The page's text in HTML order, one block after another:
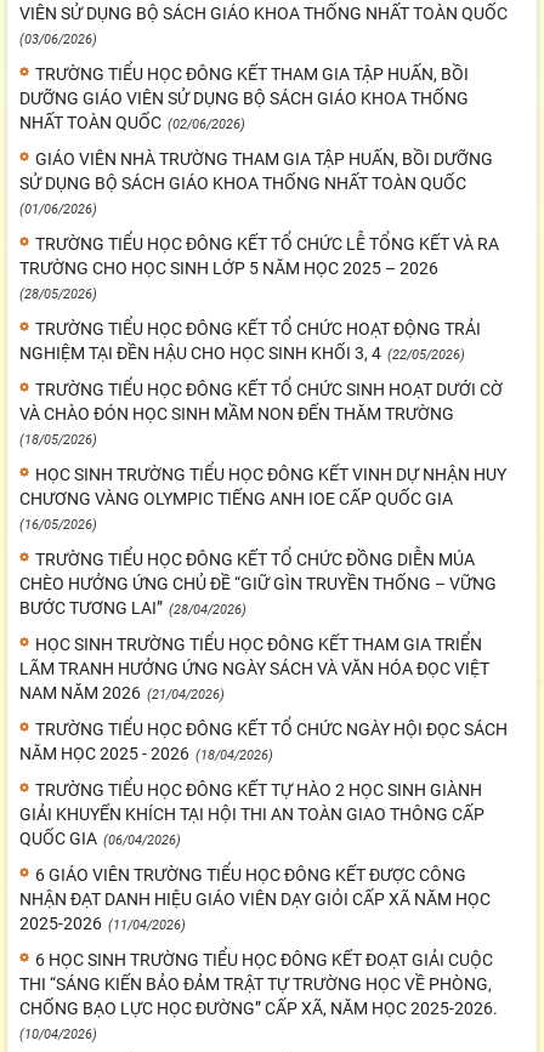
VIÊN SỬ DỤNG BỘ SÁCH GIÁO KHOA THỐNG NHẤT TOÀN QUỐC
(03/06/2026)
TRƯỜNG TIỂU HỌC ĐÔNG KẾT THAM GIA TẬP HUẤN, BỒI
DƯỠNG GIÁO VIÊN SỬ DỤNG BỘ SÁCH GIÁO KHOA THỐNG
NHẤT TOÀN QUỐC (02/06/2026)
GIÁO VIÊN NHÀ TRƯỜNG THAM GIA TẬP HUẤN, BỒI DƯỠNG
SỬ DỤNG BỘ SÁCH GIÁO KHOA THỐNG NHẤT TOÀN QUỐC
(01/06/2026)
TRƯỜNG TIỂU HỌC ĐÔNG KẾT TỔ CHỨC LỄ TỔNG KẾT VÀ RA
TRƯỜNG CHO HỌC SINH LỚP 5 NĂM HỌC 2025 – 2026
(28/05/2026)
TRƯỜNG TIỂU HỌC ĐÔNG KẾT TỔ CHỨC HOẠT ĐỘNG TRẢI
NGHIỆM TẠI ĐỀN HẬU CHO HỌC SINH KHỐI 3, 4 (22/05/2026)
TRƯỜNG TIỂU HỌC ĐÔNG KẾT TỔ CHỨC SINH HOẠT DƯỚI CỜ
VÀ CHÀO ĐÓN HỌC SINH MẦM NON ĐẾN THĂM TRƯỜNG
(18/05/2026)
HỌC SINH TRƯỜNG TIỂU HỌC ĐÔNG KẾT VINH DỰ NHẬN HUY
CHƯƠNG VÀNG OLYMPIC TIẾNG ANH IOE CẤP QUỐC GIA
(16/05/2026)
TRƯỜNG TIỂU HỌC ĐÔNG KẾT TỔ CHỨC ĐỒNG DIỄN MÚA
CHÈO HƯỞNG ỨNG CHỦ ĐỀ “GIỮ GÌN TRUYỀN THỐNG – VỮNG
BƯỚC TƯƠNG LAI” (28/04/2026)
HỌC SINH TRƯỜNG TIỂU HỌC ĐÔNG KẾT THAM GIA TRIỂN
LÃM TRANH HƯỞNG ỨNG NGÀY SÁCH VÀ VĂN HÓA ĐỌC VIỆT
NAM NĂM 2026 (21/04/2026)
TRƯỜNG TIỂU HỌC ĐÔNG KẾT TỔ CHỨC NGÀY HỘI ĐỌC SÁCH
NĂM HỌC 2025 - 2026 (18/04/2026)
TRƯỜNG TIỂU HỌC ĐÔNG KẾT TỰ HÀO 2 HỌC SINH GIÀNH
GIẢI KHUYẾN KHÍCH TẠI HỘI THI AN TOÀN GIAO THÔNG CẤP
QUỐC GIA (06/04/2026)
6 GIÁO VIÊN TRƯỜNG TIỂU HỌC ĐÔNG KẾT ĐƯỢC CÔNG
NHẬN ĐẠT DANH HIỆU GIÁO VIÊN DẠY GIỎI CẤP XÃ NĂM HỌC
2025-2026 (11/04/2026)
6 HỌC SINH TRƯỜNG TIỂU HỌC ĐÔNG KẾT ĐOẠT GIẢI CUỘC
THI “SÁNG KIẾN BẢO ĐẢM TRẬT TỰ TRƯỜNG HỌC VỀ PHÒNG,
CHỐNG BẠO LỰC HỌC ĐƯỜNG” CẤP XÃ, NĂM HỌC 2025-2026.
(10/04/2026)